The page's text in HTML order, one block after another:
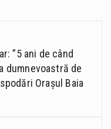
”5 ani de când
dumnevoastră de
Orașul Baia